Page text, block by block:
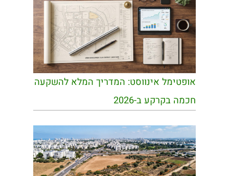
אופטימל אינווסט: המדריך המלא להשקעה
חכמה בקרקע ב-2026